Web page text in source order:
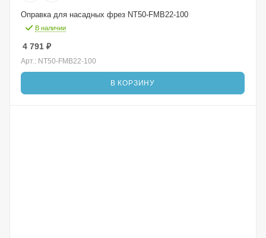
Оправка для насадных фрез NT50-FMB22-100
В наличии
4 791 ₽
Арт.: NT50-FMB22-100
В КОРЗИНУ